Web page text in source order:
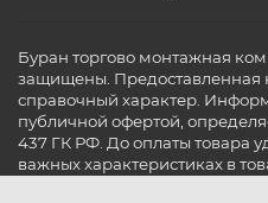
Буран торгово монтажная
защищены. Предоставленная
справочный характер.
публичной офертой,
437 ГК РФ. До оплаты товара
важных характеристиках в